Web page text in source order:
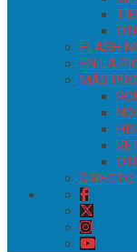
FLASH
EN LA
MÁS
DIRECTO